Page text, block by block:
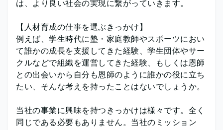
は、より良い社会の実現に繋がっていきます。
【人材育成の仕事を選ぶきっかけ】
例えば、学生時代に塾・家庭教師やスポーツにおい
て誰かの成長を支援してきた経験、学生団体やサー
クルなどで組織を運営してきた経験、もしくは恩師
との出会いから自分も恩師のように誰かの役に立ち
たい、そんな考えを持ったことはないでしょうか。
当社の事業に興味を持つきっかけは様々です。全く
同じである必要もありません。当社のミッション